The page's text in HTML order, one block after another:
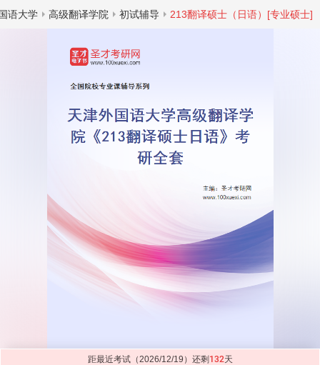
语大学 高级翻译学院 初试辅导 213翻译硕士（日语）[专业硕士]
距最近考试（2026/12/19）还剩 132天